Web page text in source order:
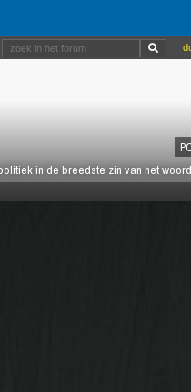
in de breedste zin van het